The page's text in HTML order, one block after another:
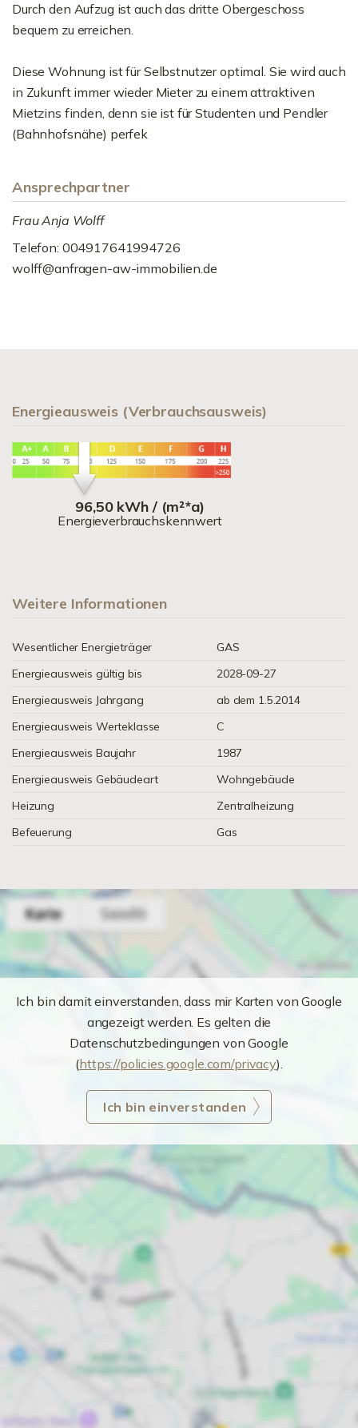
Durch den Aufzug ist auch das dritte Obergeschoss
bequem zu erreichen.
Diese Wohnung ist für Selbstnutzer optimal. Sie wird auch
in Zukunft immer wieder Mieter zu einem attraktiven
Mietzins finden, denn sie ist für Studenten und Pendler
(Bahnhofsnähe) perfek
Ansprechpartner
Frau Anja Wolff
Telefon: 004917641994726
wolff@anfragen-aw-immobilien.de
Energieausweis (Verbrauchsausweis)
96,50 kWh / (m²*a)
Energieverbrauchskennwert
Weitere Informationen
Wesentlicher Energieträger
GAS
Energieausweis gültig bis
2028-09-27
Energieausweis Jahrgang
ab dem 1.5.2014
Energieausweis Werteklasse
C
Energieausweis Baujahr
1987
Energieausweis Gebäudeart
Wohngebäude
Heizung
Zentralheizung
Befeuerung
Gas
Ich bin damit einverstanden, dass mir Karten von Google
angezeigt werden. Es gelten die
Datenschutzbedingungen von Google
(https://policies.google.com/privacy).
Ich bin einverstanden